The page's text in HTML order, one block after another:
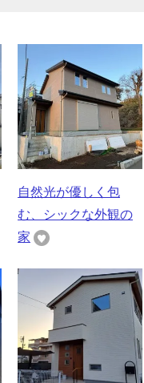
自然光が優しく包
む、シックな外観の
家